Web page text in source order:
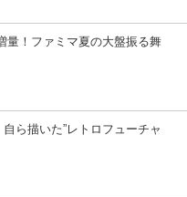
量！ファミマ夏の大盤振る舞
ら描いた”レトロフューチャ